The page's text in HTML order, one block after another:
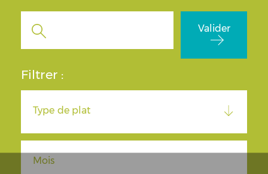
Valider
Filtrer :
Type de plat
Mois